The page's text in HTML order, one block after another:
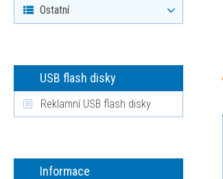
Ostatní
USB flash disky
Reklamní USB flash disky
Informace